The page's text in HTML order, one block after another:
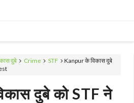
दुबे Crime STF
Kanpur के विकास दुबे
दुबे को STF ने